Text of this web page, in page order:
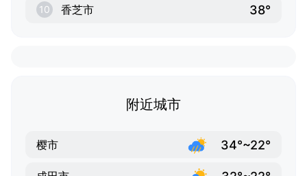
10 香芝市 38°
附近城市
樱市 34°~22°